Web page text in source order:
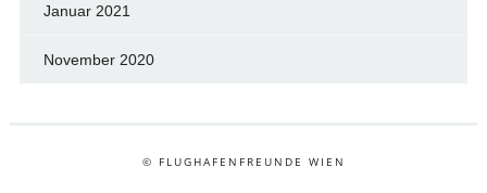
Januar 2021
November 2020
© FLUGHAFENFREUNDE WIEN